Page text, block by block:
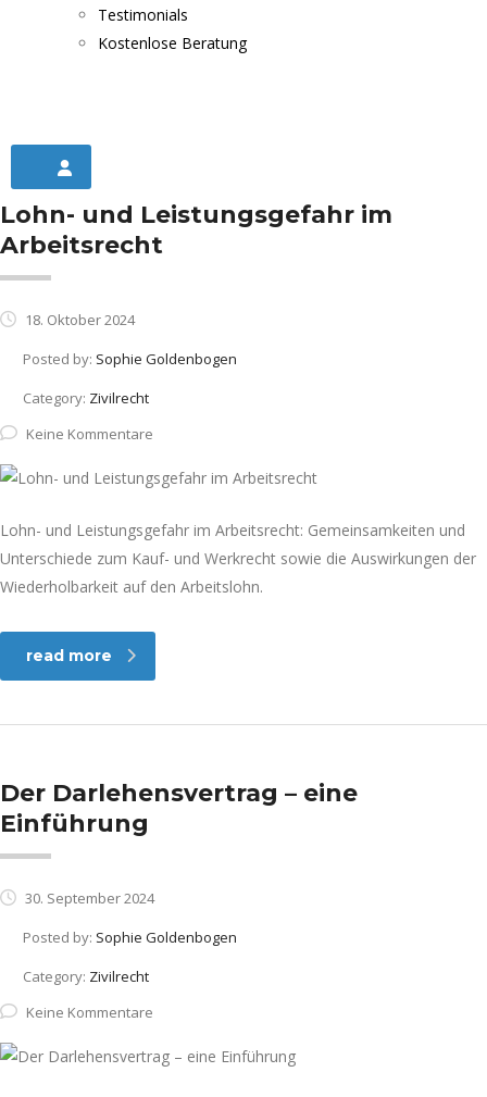
Testimonials
Kostenlose Beratung
Lohn- und Leistungsgefahr im
Arbeitsrecht
18. Oktober 2024
Posted by: Sophie Goldenbogen
Category: Zivilrecht
Keine Kommentare
Lohn- und Leistungsgefahr im Arbeitsrecht: Gemeinsamkeiten und
Unterschiede zum Kauf- und Werkrecht sowie die Auswirkungen der
Wiederholbarkeit auf den Arbeitslohn.
read more
Der Darlehensvertrag – eine
Einführung
30. September 2024
Posted by: Sophie Goldenbogen
Category: Zivilrecht
Keine Kommentare